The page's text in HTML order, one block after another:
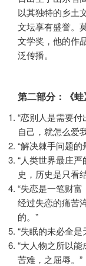
以其独特的乡土
文坛享有盛誉。
文学奖，他的作
泛传播。
第二部分：《
“恋别人是需要
自己，就怎么爱
“解决棘手问题
“人类世界最庄
史，历史是只看
“失恋是一笔财
经过失恋的痛苦
的。”
“失眠的未必全
“大人物之所以
苦难，之屈辱。”